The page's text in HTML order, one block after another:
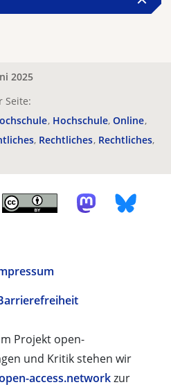
2025
Seite:
Hochschule Online
Rechtliches Rechtliches
Projekt open-
und Kritik stehen wir
access.networkzur